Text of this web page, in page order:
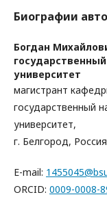
Биографии
Богдан
университет
магистрант
государственный
университет,
г. Белгород, Россия
E-mail:
ORCID: 0009-0008-